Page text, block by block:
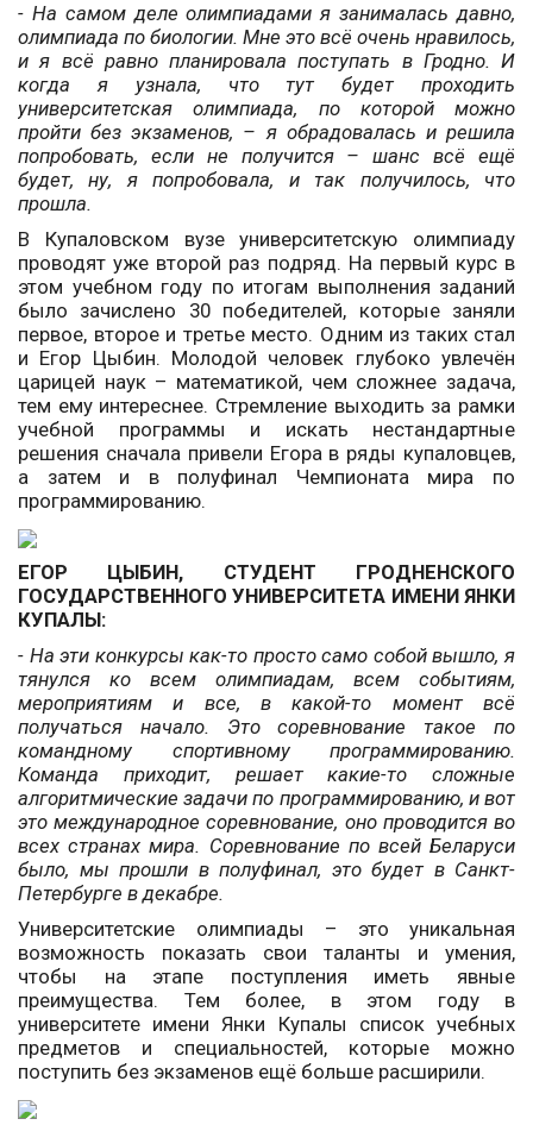
- На самом деле олимпиадами я занималась давно,
олимпиада по биологии. Мне это всё очень нравилось,
и я всё равно планировала поступать в Гродно. И
когда я узнала, что тут будет проходить
университетская олимпиада, по которой можно
пройти без экзаменов, – я обрадовалась и решила
попробовать, если не получится – шанс всё ещё
будет, ну, я попробовала, и так получилось, что
прошла.
В Купаловском вузе университетскую олимпиаду
проводят уже второй раз подряд. На первый курс в
этом учебном году по итогам выполнения заданий
было зачислено 30 победителей, которые заняли
первое, второе и третье место. Одним из таких стал
и Егор Цыбин. Молодой человек глубоко увлечён
царицей наук – математикой, чем сложнее задача,
тем ему интереснее. Стремление выходить за рамки
учебной программы и искать нестандартные
решения сначала привели Егора в ряды купаловцев,
а затем и в полуфинал Чемпионата мира по
программированию.
ЕГОР ЦЫБИН, СТУДЕНТ ГРОДНЕНСКОГО
ГОСУДАРСТВЕННОГО УНИВЕРСИТЕТА ИМЕНИ ЯНКИ
КУПАЛЫ:
- На эти конкурсы как-то просто само собой вышло, я
тянулся ко всем олимпиадам, всем событиям,
мероприятиям и все, в какой-то момент всё
получаться начало. Это соревнование такое по
командному спортивному программированию.
Команда приходит, решает какие-то сложные
алгоритмические задачи по программированию, и вот
это международное соревнование, оно проводится во
всех странах мира. Соревнование по всей Беларуси
было, мы прошли в полуфинал, это будет в Санкт-
Петербурге в декабре.
Университетские олимпиады – это уникальная
возможность показать свои таланты и умения,
чтобы на этапе поступления иметь явные
преимущества. Тем более, в этом году в
университете имени Янки Купалы список учебных
предметов и специальностей, которые можно
поступить без экзаменов ещё больше расширили.